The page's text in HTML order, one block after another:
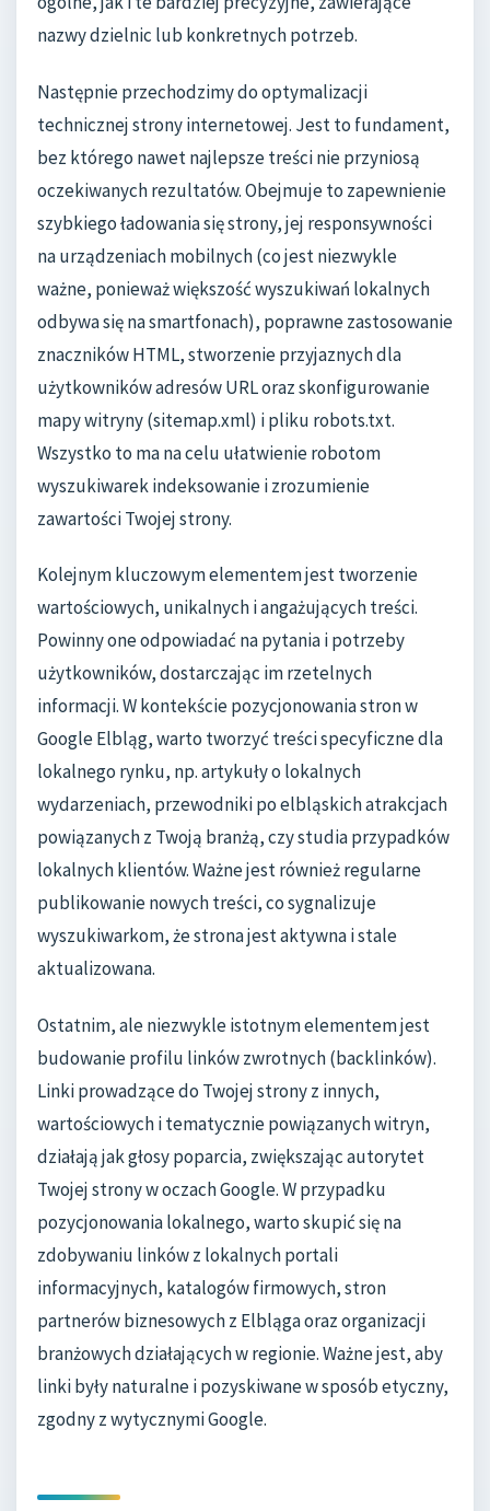
nazwy dzielnic lub konkretnych potrzeb.
Następnie przechodzimy do optymalizacji
technicznej strony internetowej. Jest to fundament,
bez którego nawet najlepsze treści nie przyniosą
oczekiwanych rezultatów. Obejmuje to zapewnienie
szybkiego ładowania się strony, jej responsywności
na urządzeniach mobilnych (co jest niezwykle
ważne, ponieważ większość wyszukiwań lokalnych
odbywa się na smartfonach), poprawne zastosowanie
znaczników HTML, stworzenie przyjaznych dla
użytkowników adresów URL oraz skonfigurowanie
mapy witryny (sitemap.xml) i pliku robots.txt.
Wszystko to ma na celu ułatwienie robotom
wyszukiwarek indeksowanie i zrozumienie
zawartości Twojej strony.
Kolejnym kluczowym elementem jest tworzenie
wartościowych, unikalnych i angażujących treści.
Powinny one odpowiadać na pytania i potrzeby
użytkowników, dostarczając im rzetelnych
informacji. W kontekście pozycjonowania stron w
Google Elbląg, warto tworzyć treści specyficzne dla
lokalnego rynku, np. artykuły o lokalnych
wydarzeniach, przewodniki po elbląskich atrakcjach
powiązanych z Twoją branżą, czy studia przypadków
lokalnych klientów. Ważne jest również regularne
publikowanie nowych treści, co sygnalizuje
wyszukiwarkom, że strona jest aktywna i stale
aktualizowana.
Ostatnim, ale niezwykle istotnym elementem jest
budowanie profilu linków zwrotnych (backlinków).
Linki prowadzące do Twojej strony z innych,
wartościowych i tematycznie powiązanych witryn,
działają jak głosy poparcia, zwiększając autorytet
Twojej strony w oczach Google. W przypadku
pozycjonowania lokalnego, warto skupić się na
zdobywaniu linków z lokalnych portali
informacyjnych, katalogów firmowych, stron
partnerów biznesowych z Elbląga oraz organizacji
branżowych działających w regionie. Ważne jest, aby
linki były naturalne i pozyskiwane w sposób etyczny,
zgodny z wytycznymi Google.